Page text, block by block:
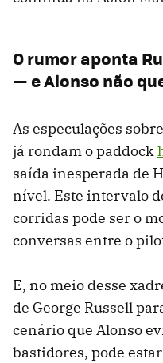
O rumor aponta
— e Alonso não
As especulações
já rondam o paddock
saída inesperada de
nível. Este intervalo
corridas pode ser o
conversas entre o
E, no meio desse
de George Russell
cenário que Alonso
bastidores, pode